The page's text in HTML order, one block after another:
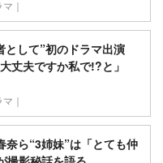
マ｜
として”初のドラマ出演
丈夫ですか私で!?と」
マ｜
奈ら“3姉妹”は「とても仲